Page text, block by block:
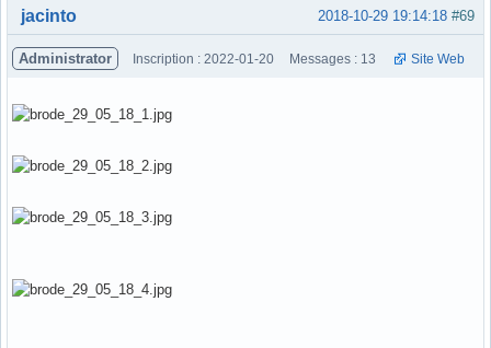
Hors ligne #69
2018-10-29 19:14:18
jacinto
Administrator Inscription : 2022-01-20 Messages : 13 Site Web